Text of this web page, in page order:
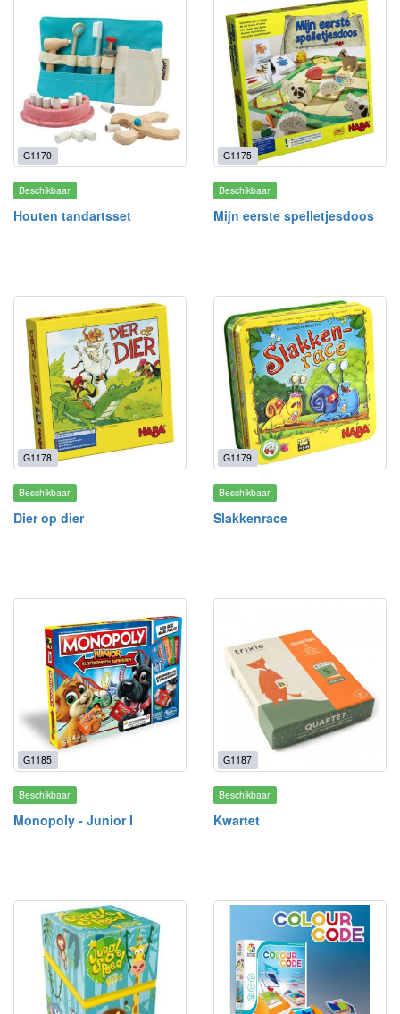
G1170
Beschikbaar
Houten tandartsset
G1175
Beschikbaar
Mijn eerste spelletjesdoos
G1178
Beschikbaar
Dier op dier
G1179
Beschikbaar
Slakkenrace
G1185
Beschikbaar
Monopoly - Junior I
G1187
Beschikbaar
Kwartet